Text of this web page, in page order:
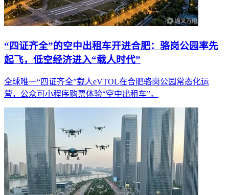
“四证齐全”的空中出租车开进合肥：骆岗公园率先
起飞，低空经济进入“载人时代”
全球唯一“四证齐全”载人eVTOL在合肥骆岗公园常态化运
营，公众可小程序购票体验“空中出租车”。